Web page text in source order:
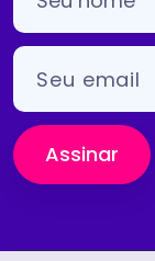
Assinar